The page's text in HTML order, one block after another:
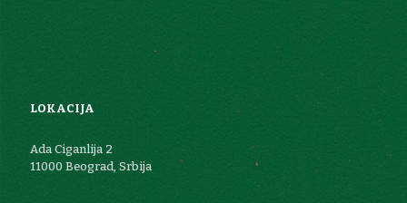
LOKACIJA
Ada Ciganlija 2
11000 Beograd, Srbija